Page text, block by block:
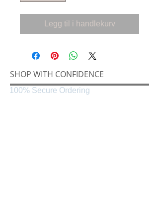
Legg til i handlekurv
SHOP WITH CONFIDENCE
100% Secure Ordering